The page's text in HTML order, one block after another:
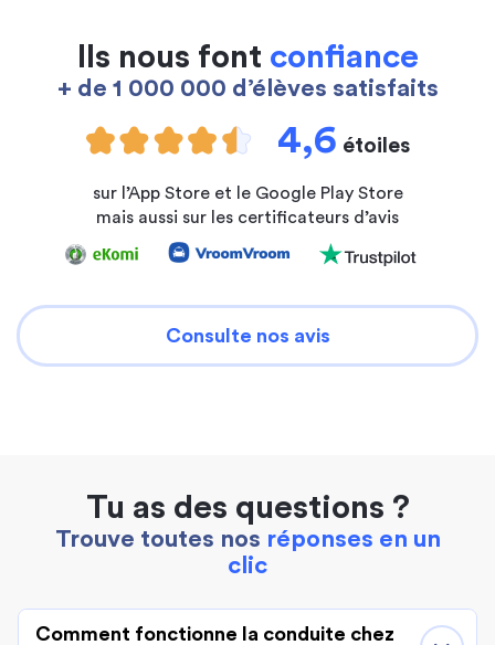
Ils nous font confiance
+ de 1 000 000 d’élèves satisfaits
4,6 étoiles
sur l’App Store et le Google Play Store
mais aussi sur les certificateurs d’avis
Consulte nos avis
Tu as des questions ?
Trouve toutes nos réponses en un
clic
Comment fonctionne la conduite chez